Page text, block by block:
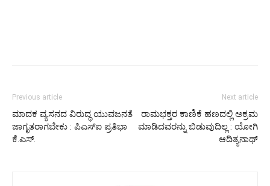
Previous article
ಮಾದಕ ವ್ಯಸನದ ವಿರುದ್ಧ ಯುವಜನತೆ
ಜಾಗೃತರಾಗಬೇಕು : ಪಿಎಸ್‌ಐ ಪ್ರತಿಭಾ
ಕೆ.ಎಸ್.
Next article
ರಾಮಭಕ್ತರ ಕಾಣಿಕೆ ಹಣದಲ್ಲಿ ಅಕ್ರಮ
ಮಾಡಿದವರನ್ನು ಬಿಡುವುದಿಲ್ಲ : ಯೋಗಿ
ಆದಿತ್ಯನಾಥ್